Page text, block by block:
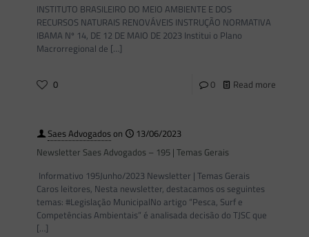
INSTITUTO BRASILEIRO DO MEIO AMBIENTE E DOS
RECURSOS NATURAIS RENOVÁVEIS INSTRUÇÃO NORMATIVA
IBAMA Nº 14, DE 12 DE MAIO DE 2023 Institui o Plano
Macrorregional de […]
0 0 Read more
Saes Advogadoson
13/06/2023
Newsletter Saes Advogados – 195 | Temas Gerais
Informativo 195Junho/2023 Newsletter | Temas Gerais
Caros leitores, Nesta newsletter, destacamos os seguintes
temas: #Legislação MunicipalNo artigo “Pesca, Surf e
Competências Ambientais” é analisada decisão do TJSC que
[…]